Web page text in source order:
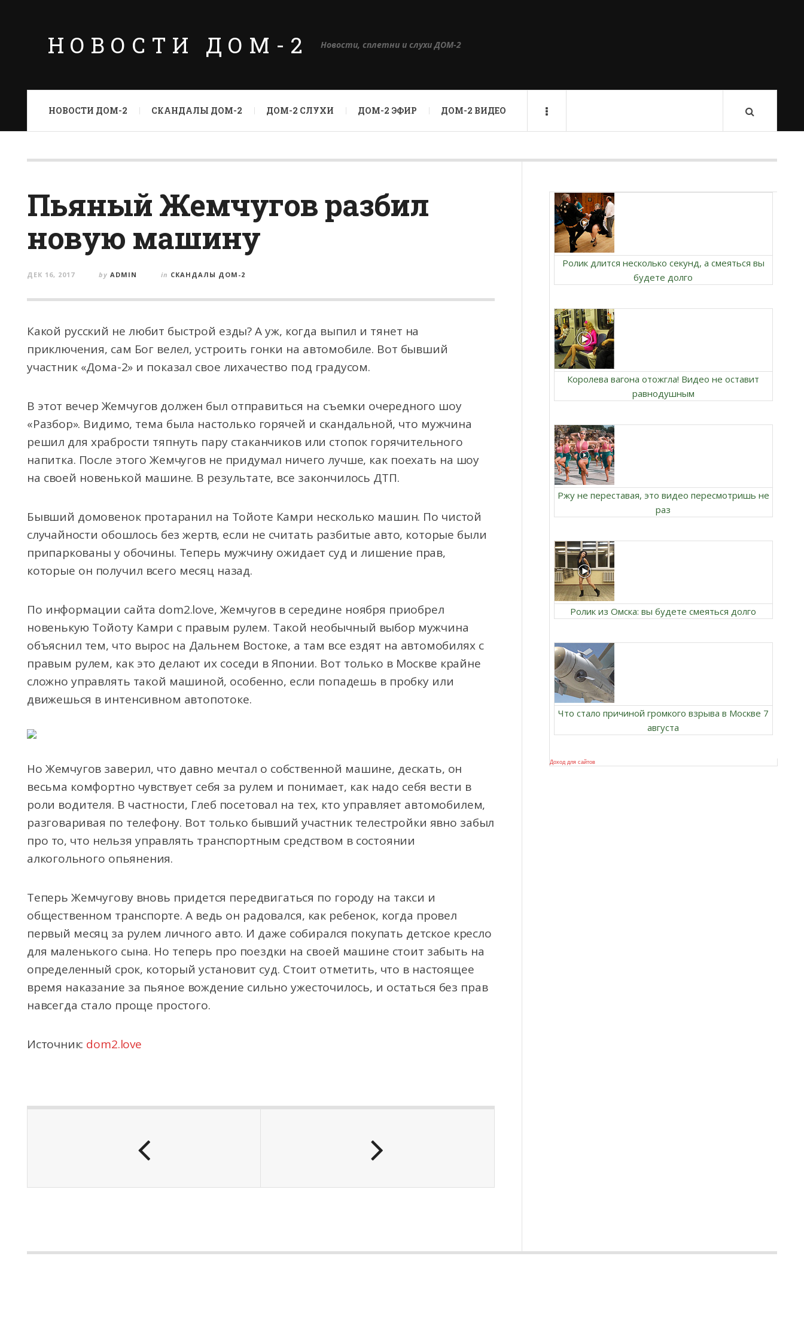
НОВОСТИ ДОМ-2 Новости, сплетни и слухи ДОМ-2
НОВОСТИ ДОМ-2 СКАНДАЛЫ ДОМ-2 ДОМ-2 СЛУХИ ДОМ-2 ЭФИР ДОМ-2 ВИДЕО
Пьяный Жемчугов разбил
новую машину
ДЕК 16, 2017 by ADMIN in СКАНДАЛЫ ДОМ-2
Какой русский не любит быстрой езды? А уж, когда выпил и тянет на
приключения, сам Бог велел, устроить гонки на автомобиле. Вот бывший
участник «Дома-2» и показал свое лихачество под градусом.
В этот вечер Жемчугов должен был отправиться на съемки очередного шоу
«Разбор». Видимо, тема была настолько горячей и скандальной, что мужчина
решил для храбрости тяпнуть пару стаканчиков или стопок горячительного
напитка. После этого Жемчугов не придумал ничего лучше, как поехать на шоу
на своей новенькой машине. В результате, все закончилось ДТП.
Бывший домовенок протаранил на Тойоте Камри несколько машин. По чистой
случайности обошлось без жертв, если не считать разбитые авто, которые были
припаркованы у обочины. Теперь мужчину ожидает суд и лишение прав,
которые он получил всего месяц назад.
По информации сайта dom2.love, Жемчугов в середине ноября приобрел
новенькую Тойоту Камри с правым рулем. Такой необычный выбор мужчина
объяснил тем, что вырос на Дальнем Востоке, а там все ездят на автомобилях с
правым рулем, как это делают их соседи в Японии. Вот только в Москве крайне
сложно управлять такой машиной, особенно, если попадешь в пробку или
движешься в интенсивном автопотоке.
Но Жемчугов заверил, что давно мечтал о собственной машине, дескать, он
весьма комфортно чувствует себя за рулем и понимает, как надо себя вести в
роли водителя. В частности, Глеб посетовал на тех, кто управляет автомобилем,
разговаривая по телефону. Вот только бывший участник телестройки явно забыл
про то, что нельзя управлять транспортным средством в состоянии
алкогольного опьянения.
Теперь Жемчугову вновь придется передвигаться по городу на такси и
общественном транспорте. А ведь он радовался, как ребенок, когда провел
первый месяц за рулем личного авто. И даже собирался покупать детское кресло
для маленького сына. Но теперь про поездки на своей машине стоит забыть на
определенный срок, который установит суд. Стоит отметить, что в настоящее
время наказание за пьяное вождение сильно ужесточилось, и остаться без прав
навсегда стало проще простого.
Источник: dom2.love
Ролик длится несколько секунд, а смеяться вы
будете долго
Королева вагона отожгла! Видео не оставит
равнодушным
Ржу не переставая, это видео пересмотришь не
раз
Ролик из Омска: вы будете смеяться долго
Что стало причиной громкого взрыва в Москве 7
августа
Доход для сайтов